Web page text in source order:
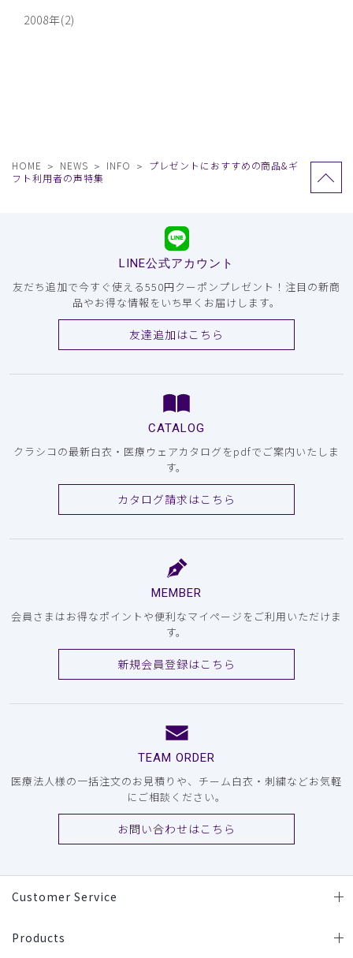
2008年(2)
HOME NEWS INFO
プレゼントにおすすめの商品&ギ
フト利用者の声特集
LINE公式アカウント
友だち追加で今すぐ使える550円クーポンプレゼント！注目の新商
品やお得な情報をいち早くお届けします。
友達追加はこちら
CATALOG
クラシコの最新白衣・医療ウェアカタログをpdfでご案内いたしま
す。
カタログ請求はこちら
MEMBER
会員さまはお得なポイントや便利なマイページをご利用いただけま
す。
新規会員登録はこちら
TEAM ORDER
医療法人様の一括注文のお見積りや、チーム白衣・刺繍などお気軽
にご相談ください。
お問い合わせはこちら
Customer Service
Products